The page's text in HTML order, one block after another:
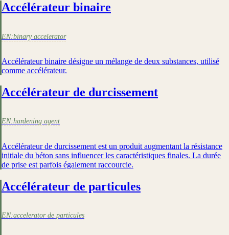
Accélérateur binaire
EN:binary accelerator
Accélérateur binaire désigne un mélange de deux substances, utilisé
comme accélérateur.
Accélérateur de durcissement
EN:hardening agent
Accélérateur de durcissement est un produit augmentant la résistance
initiale du béton sans influencer les caractéristiques finales. La durée
de prise est parfois également raccourcie.
Accélérateur de particules
EN:accelerator de particules